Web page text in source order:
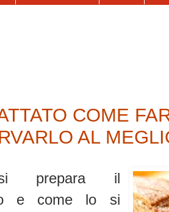
COME
AL
prepara il
e come lo si